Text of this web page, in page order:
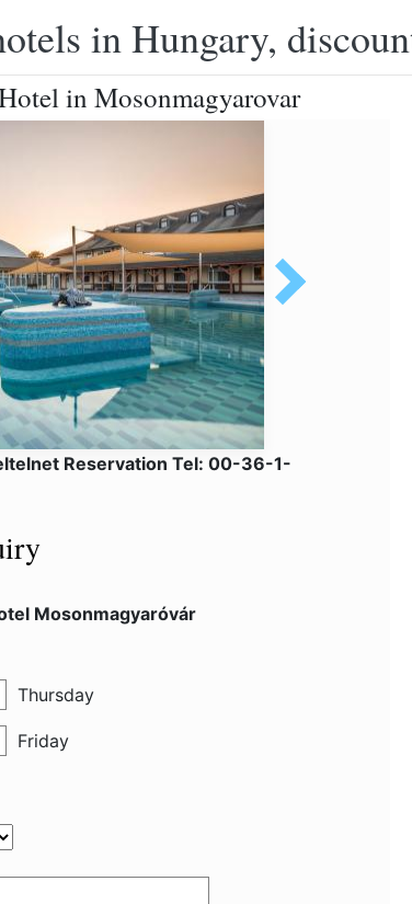
in Hungary,
in Mosonmagyarovar
Reservation Tel: 00-36-1-
Mosonmagyaróvár
Thursday
Friday